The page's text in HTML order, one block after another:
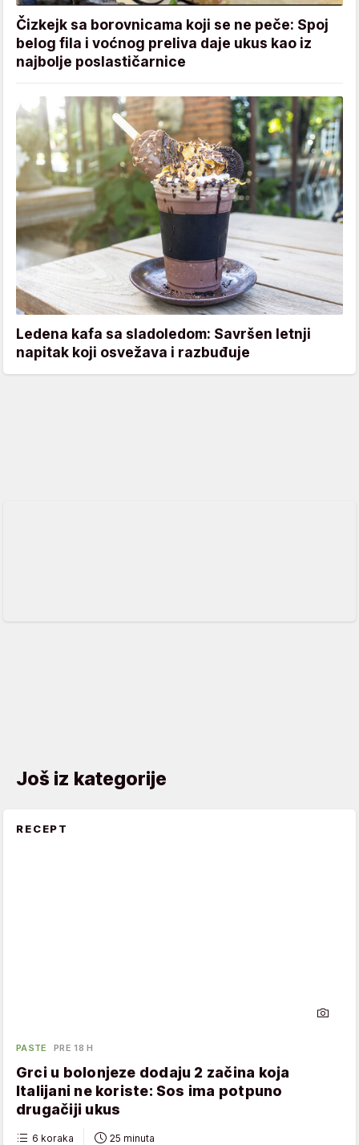
Čizkejk sa borovnicama koji se ne peče: Spoj
belog fila i voćnog preliva daje ukus kao iz
najbolje poslastičarnice
Ledena kafa sa sladoledom: Savršen letnji
napitak koji osvežava i razbuđuje
Još iz kategorije
RECEPT
PASTE PRE 18 H
Grci u bolonjeze dodaju 2 začina koja
Italijani ne koriste: Sos ima potpuno
drugačiji ukus
6 koraka 25 minuta